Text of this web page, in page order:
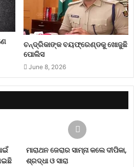
ଚନ୍ଦ୍ରିକାଙ୍କ ବୟଫ୍ରେଣ୍ଡକୁ ଖୋଜୁଛି
ପୋଲିସ
June 8, 2026
ମାରାଥନ ଜେରାର ସାମ୍ନା କଲେ ଦୀପିକା,
ଶ୍ରଦ୍ଧା ଓ ସାରା